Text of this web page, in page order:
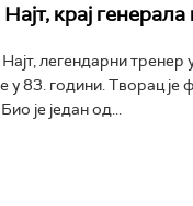
крај
легендарни тренер
у 83. години. Творац је
је један од...